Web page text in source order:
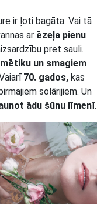
ir ļoti bagāta. Vai tā
ar ēzeļa pienu
pret sauli.
un smagiem
arī70. gados, kas
solārijiem. Un
ādu šūnu līmenī.